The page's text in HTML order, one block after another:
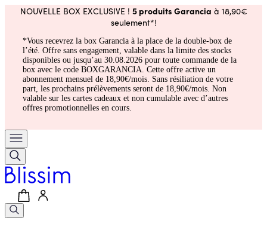
NOUVELLE BOX EXCLUSIVE ! 5 produits Garancia à 18,90€
seulement*!
*Vous recevrez la box Garancia à la place de la double-box de
l’été. Offre sans engagement, valable dans la limite des stocks
disponibles ou jusqu’au 30.08.2026 pour toute commande de la
box avec le code BOXGARANCIA. Cette offre active un
abonnement mensuel de 18,90€/mois. Sans résiliation de votre
part, les prochains prélèvements seront de 18,90€/mois. Non
valable sur les cartes cadeaux et non cumulable avec d’autres
offres promotionnelles en cours.